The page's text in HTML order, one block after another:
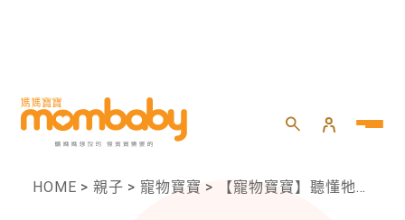
HOME > 親子 > 寵物寶寶 > 【寵物寶寶】聽懂牠的「無聲情書」！寵物溝通師專訪：毛孩是孩子也是鏡子，牠們用一生教會我們愛與道別